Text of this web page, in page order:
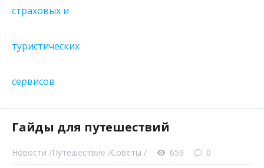
Гайды для путешествий
Новости /Путешествие /Советы / 659 0